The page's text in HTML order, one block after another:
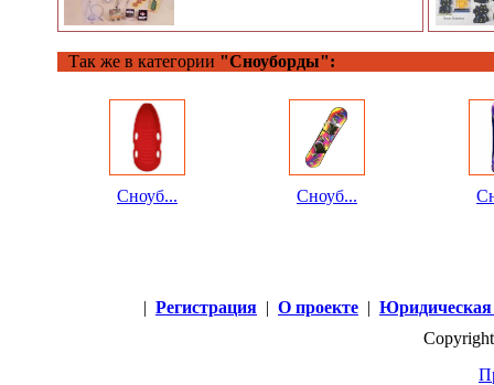
Так же в категории "Сноуборды":
Сноуб... Сноуб...
| Регистрация | О проекте |